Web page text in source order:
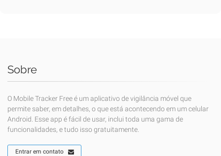
Sobre
O Mobile Tracker Free é um aplicativo de vigilância móvel que
permite saber, em detalhes, o que está acontecendo em um celular
Android. Esse app é fácil de usar, inclui toda uma gama de
funcionalidades, e tudo isso gratuitamente.
Entrar em contato